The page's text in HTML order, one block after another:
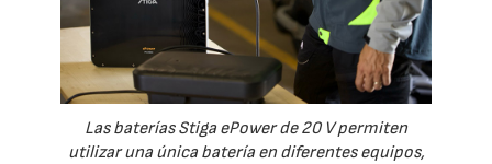
Las baterías Stiga ePower de 20 V permiten
utilizar una única batería en diferentes equipos,